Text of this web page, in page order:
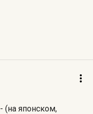
- (на японском,